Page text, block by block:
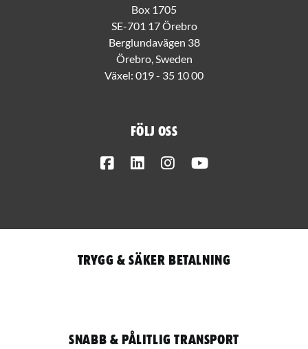
Box 1705
SE-701 17 Örebro
Berglundavägen 38
Örebro, Sweden
Växel: 019 - 35 10 00
Följ oss
FacebookLinkedInInstagram
Trygg & säker betalning
Snabb & pålitlig transport